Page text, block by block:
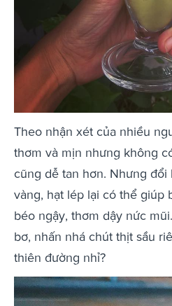
Theo nhận xét của nhiều
thơm và mịn nhưng không
cũng dễ tan hơn. Nhưng đổi
vàng, hạt lép lại có thể giúp
béo ngậy, thơm dậy nức
bơ, nhấn nhá chút thịt sầu
thiên đường nhỉ?